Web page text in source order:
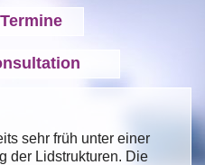
sehr früh unter einer
der Lidstrukturen. Die